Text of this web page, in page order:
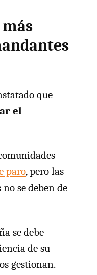
que
el
paro, pero las
se deben de
se debe
de su
gestionan.